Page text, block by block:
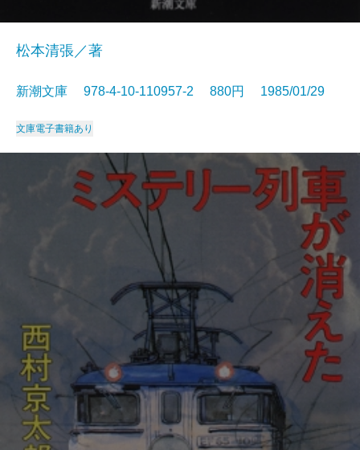
松本清張／著
新潮文庫 978-4-10-110957-2 880円 1985/01/29
文庫電子書籍あり